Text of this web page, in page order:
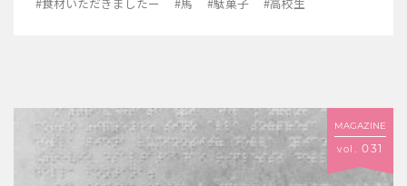
#食材いただきましたー
#馬 #駄菓子 #高校生
MAGAZINE
vol.031